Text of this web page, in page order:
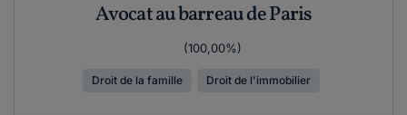
Avocat au barreau de Paris
(100,00%)
Droit de la famille Droit de l'immobilier